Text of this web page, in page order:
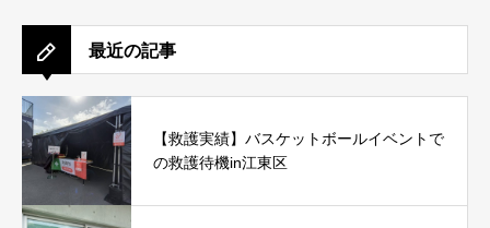
最近の記事
【救護実績】バスケットボールイベントで
の救護待機in江東区